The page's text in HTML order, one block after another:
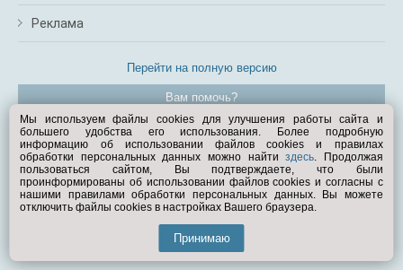
Реклама
Перейти на полную версию
Вам помочь?
© Exist.ru 1998—2026
Мы используем файлы cookies для улучшения работы сайта и
большего удобства его использования. Более подробную
информацию об использовании файлов cookies и правилах
обработки персональных данных можно найтиздесь. Продолжая
пользоваться сайтом, Вы подтверждаете, что были
проинформированы об использовании файлов cookies и согласны с
нашими правилами обработки персональных данных. Вы можете
отключить файлы cookies в настройках Вашего браузера.
Принимаю